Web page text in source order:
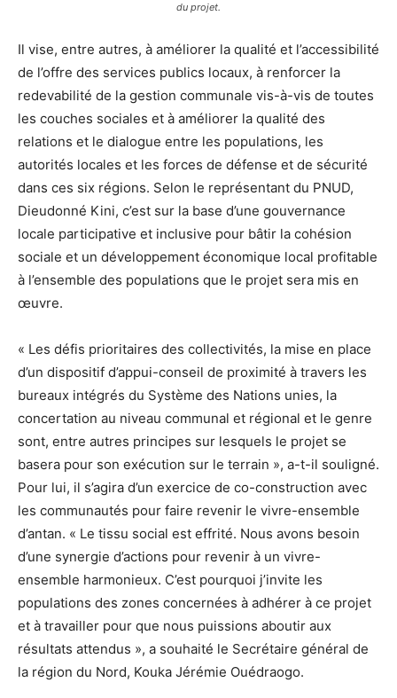
du projet.
Il vise, entre autres, à améliorer la qualité et l’accessibilité
de l’offre des services publics locaux, à renforcer la
redevabilité de la gestion communale vis-à-vis de toutes
les couches sociales et à améliorer la qualité des
relations et le dialogue entre les populations, les
autorités locales et les forces de défense et de sécurité
dans ces six régions. Selon le représentant du PNUD,
Dieudonné Kini, c’est sur la base d’une gouvernance
locale participative et inclusive pour bâtir la cohésion
sociale et un développement économique local profitable
à l’ensemble des populations que le projet sera mis en
œuvre.
« Les défis prioritaires des collectivités, la mise en place
d’un dispositif d’appui-conseil de proximité à travers les
bureaux intégrés du Système des Nations unies, la
concertation au niveau communal et régional et le genre
sont, entre autres principes sur lesquels le projet se
basera pour son exécution sur le terrain », a-t-il souligné.
Pour lui, il s’agira d’un exercice de co-construction avec
les communautés pour faire revenir le vivre-ensemble
d’antan. « Le tissu social est effrité. Nous avons besoin
d’une synergie d’actions pour revenir à un vivre-
ensemble harmonieux. C’est pourquoi j’invite les
populations des zones concernées à adhérer à ce projet
et à travailler pour que nous puissions aboutir aux
résultats attendus », a souhaité le Secrétaire général de
la région du Nord, Kouka Jérémie Ouédraogo.